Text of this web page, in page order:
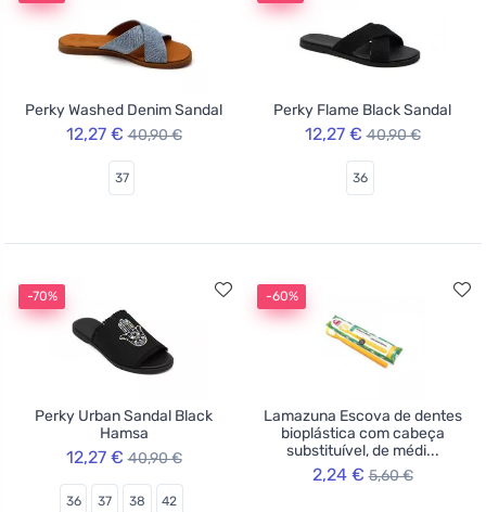
Perky Washed Denim Sandal
12,27 € 40,90 €
37
Perky Flame Black Sandal
12,27 € 40,90 €
36
-70%
Perky Urban Sandal Black
Hamsa
12,27 € 40,90 €
36 37 38 42
-60%
Lamazuna Escova de dentes
bioplástica com cabeça
substituível, de médi...
2,24 € 5,60 €